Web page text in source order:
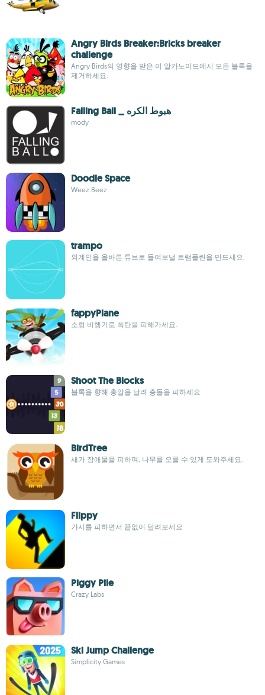
Angry Birds Breaker:Bricks breaker
challenge
Angry Birds의 영향을 받은 이 알카노이드에서 모든 블록을
제거하세요.
Falling Ball _ هبوط الكره
mody
Doodle Space
Weez Beez
trampo
외계인을 올바른 튜브로 들여보낼 트램폴린을 만드세요.
fappyPlane
소형 비행기로 폭탄을 피해가세요.
Shoot The Blocks
블록을 향해 총알을 날려 충돌을 피하세요
BirdTree
새가 장애물을 피하며, 나무를 오를 수 있게 도와주세요.
Flippy
가시를 피하면서 끝없이 달려보세요
Piggy Pile
Crazy Labs
Ski Jump Challenge
Simplicity Games